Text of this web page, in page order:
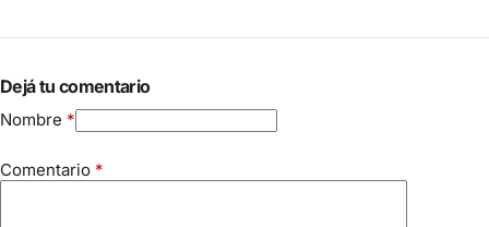
Dejá tu comentario
Nombre *
Comentario *